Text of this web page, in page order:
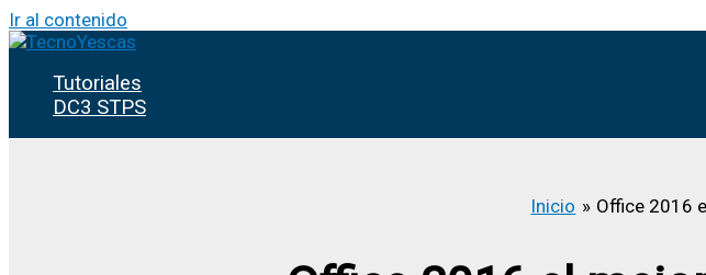
Ir al contenido
Tutoriales
DC3 STPS
Inicio Office 2016